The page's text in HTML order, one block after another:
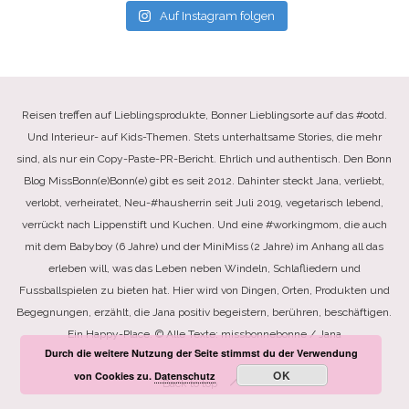
Auf Instagram folgen
Reisen treffen auf Lieblingsprodukte, Bonner Lieblingsorte auf das #ootd.
Und Interieur- auf Kids-Themen. Stets unterhaltsame Stories, die mehr
sind, als nur ein Copy-Paste-PR-Bericht. Ehrlich und authentisch. Den Bonn
Blog MissBonn(e)Bonn(e) gibt es seit 2012. Dahinter steckt Jana, verliebt,
verlobt, verheiratet, Neu-#hausherrin seit Juli 2019, vegetarisch lebend,
verrückt nach Lippenstift und Kuchen. Und eine #workingmom, die auch
mit dem Babyboy (6 Jahre) und der MiniMiss (2 Jahre) im Anhang all das
erleben will, was das Leben neben Windeln, Schlafliedern und
Fussballspielen zu bieten hat. Hier wird von Dingen, Orten, Produkten und
Begegnungen, erzählt, die Jana positiv begeistern, berühren, beschäftigen.
Ein Happy-Place. © Alle Texte: missbonnebonne / Jana
Back to top
Durch die weitere Nutzung der Seite stimmst du der Verwendung
von Cookies zu.Datenschutz OK